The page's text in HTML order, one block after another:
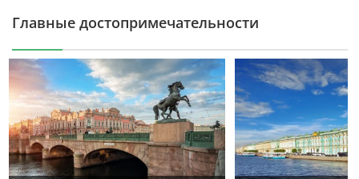
Главные достопримечательности